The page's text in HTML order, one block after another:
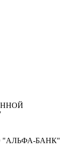
"АЛЬФА-БАНК"